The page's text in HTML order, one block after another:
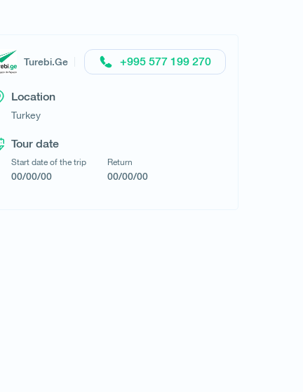
Turebi.Ge +995 577 199 270
Location
Turkey
Tour date
Start date of the trip
00/00/00
Return
00/00/00